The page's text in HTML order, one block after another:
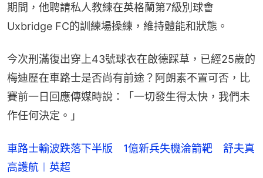
期間，他聘請私人教練在英格蘭第7級別球會
Uxbridge FC的訓練場操練，維持體能和狀態。
今次刑滿復出穿上43號球衣在啟德踩草，已經25歲的
梅迪歷在車路士是否尚有前途？阿朗素不置可否，比
賽前一日回應傳媒時說：「一切發生得太快，我們未
作任何決定。」
車路士輸波跌落下半版 1億新兵失機淪箭靶 舒夫真
高護航︱英超